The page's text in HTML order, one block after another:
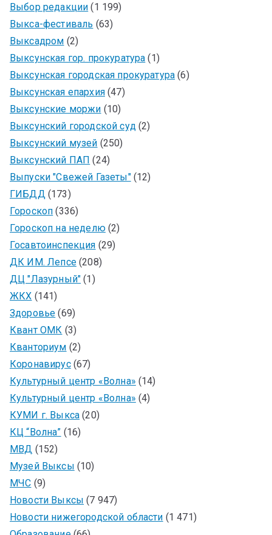
Выбор редакции (1 199)
Выкса-фестиваль (63)
Выксадром (2)
Выксунская гор. прокуратура (1)
Выксунская городская прокуратура (6)
Выксунская епархия(47)
Выксунские моржи (10)
Выксунский городской суд (2)
Выксунский музей (250)
Выксунский ПАП (24)
Выпуски "Свежей Газеты"(12)
ГИБДД (173)
Гороскоп (336)
Гороскоп на неделю(2)
Госавтоинспекция (29)
ДК ИМ. Лепсе(208)
ДЦ "Лазурный" (1)
ЖКХ (141)
Здоровье (69)
Квант ОМК (3)
Кванториум (2)
Коронавирус(67)
Культурный центр «Волна» (14)
Культурный центр «Волна» (4)
КУМИ г. Выкса (20)
КЦ “Волна” (16)
МВД (152)
Музей Выксы (10)
МЧС (9)
Новости Выксы (7 947)
Новости нижегородской области (1 471)